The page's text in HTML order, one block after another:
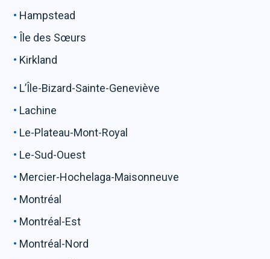
Hampstead
Île des Sœurs
Kirkland
L’Île-Bizard-Sainte-Geneviève
Lachine
Le-Plateau-Mont-Royal
Le-Sud-Ouest
Mercier-Hochelaga-Maisonneuve
Montréal
Montréal-Est
Montréal-Nord